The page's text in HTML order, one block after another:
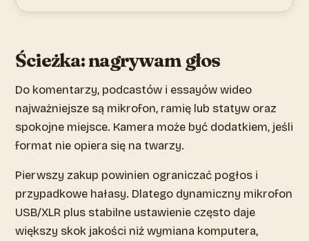
Ścieżka: nagrywam głos
Do komentarzy, podcastów i essayów wideo
najważniejsze są mikrofon, ramię lub statyw oraz
spokojne miejsce. Kamera może być dodatkiem, jeśli
format nie opiera się na twarzy.
Pierwszy zakup powinien ograniczać pogłos i
przypadkowe hałasy. Dlatego dynamiczny mikrofon
USB/XLR plus stabilne ustawienie często daje
większy skok jakości niż wymiana komputera,